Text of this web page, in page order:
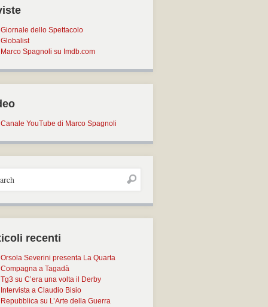
Giornale dello Spettacolo
Globalist
Marco Spagnoli su Imdb.com
Canale YouTube di Marco Spagnoli
recenti
Orsola Severini presenta La Quarta
Compagna a Tagadà
Tg3 su C’era una volta il Derby
Intervista a Claudio Bisio
Repubblica su L’Arte della Guerra